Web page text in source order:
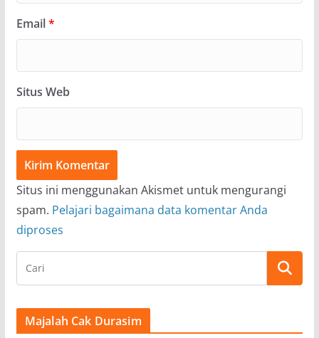
Email*
Situs Web
Situs ini menggunakan Akismet untuk mengurangi
spam. Pelajari bagaimana data komentar Anda
diproses
Majalah Cak Durasim